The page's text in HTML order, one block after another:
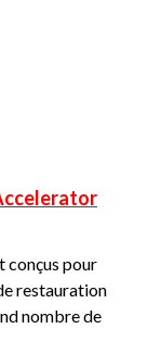
conçus pour
restauration
nombre de